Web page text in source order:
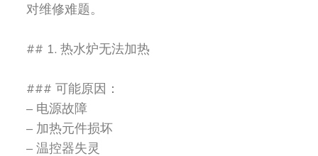
对维修难题。
## 1. 热水炉无法加热
### 可能原因：
– 电源故障
– 加热元件损坏
– 温控器失灵